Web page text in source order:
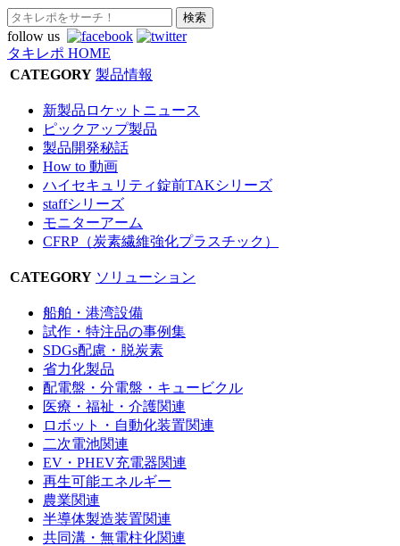
follow us
タキレポ HOME
CATEGORY 製品情報
新製品ロケットニュース
ピックアップ製品
製品開発秘話
How to 動画
ハイセキュリティ錠前TAKシリーズ
staffシリーズ
モニターアーム
CFRP（炭素繊維強化プラスチック）
CATEGORY ソリューション
船舶・港湾設備
試作・特注品の事例集
SDGs配慮・脱炭素
省力化製品
配電盤・分電盤・キュービクル
医療・福祉・介護関連
ロボット・自動化装置関連
二次電池関連
EV・PHEV充電器関連
再生可能エネルギー
農業関連
半導体製造装置関連
共同溝・無電柱化関連